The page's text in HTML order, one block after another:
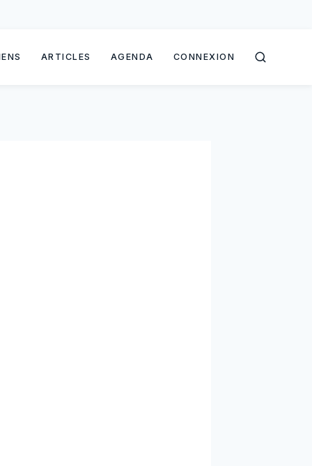
ARTICLES AGENDA CONNEXION